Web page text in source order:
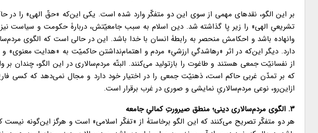
بر این الگو، نقدهای مهمی از سوی این دو متفکّر وارد شده است. یکی این‌که «حقّ الهی» را در
تشریعیِ الهی» را زیر پا گذاشته شد. دین اسلام به سبب جامعیّتش، دربارۀ حکومت و سیاست
وانهاده باشد و احکامش منحصر به رابطۀ انسان با خدا باشد. این در حالی است که الگوی
دارد. دیگر این‌که در اثر «رهاشدگیِ ارزشیِ» مردم و اهتمام‌نداشتن حاکمیّت به «هدایت معنوی» و
از نفسانیّت جمعی هستند و طاغوت را بازتولید می‌کنند. البتّه مردم‌سالاری در این الگو، چندان بر
که بر تمدّن غربی حاکم است، ذهنیّت جمعی را در اختیار خود دارد و مجال نمی‌دهد که کسی
ازاین‌رو، نوعی مردم‌سالاریِ نمایشی و صوری در غرب برقرار است.
۳. الگوی مردم‌سالاری دینی؛ منطق صیرورتِ کمالیِ جامعه
هر دو متفکّر تصریح می‌کنند که این الگو برخاستۀ از «تفکّر اسلامی» است و هرگز این‌گونه نیست